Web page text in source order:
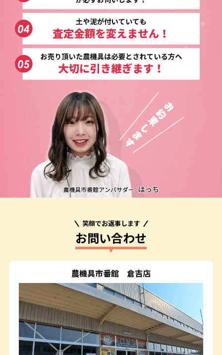
笑顔でお返事します
お問い合わせ
農機具市番館 倉吉店